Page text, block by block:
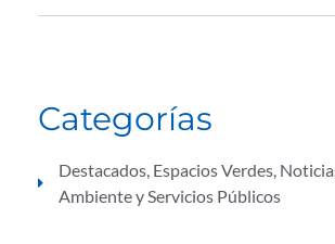
Categorías
Destacados, Espacios Verdes,
Ambiente y Servicios Públicos